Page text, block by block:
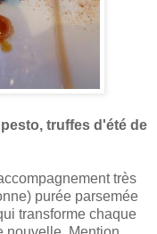
truffes d'été de
très
purée parsemée
transforme chaque